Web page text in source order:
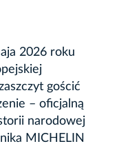
2026 roku
gościć
– oficjalną
narodowej
MICHELIN